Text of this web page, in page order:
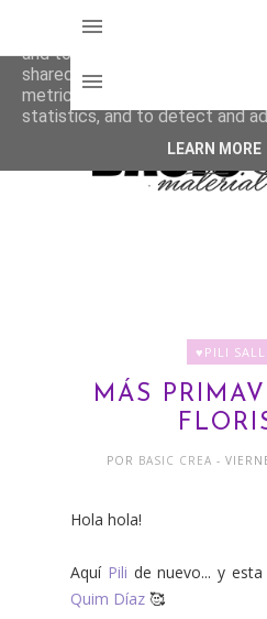
♥PILI
MÁS
POR BASIC CREA -
Hola hola!
Aquí Pili de nuevo... y esta
Quim Díaz 🥰
This site uses cookies from
and to analyze traffic. Your IP
shared with Google along with
metrics to ensure quality of
statistics, and to detect and
LEARN MORE